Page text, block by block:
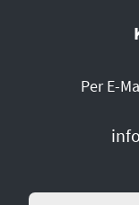
Per E-